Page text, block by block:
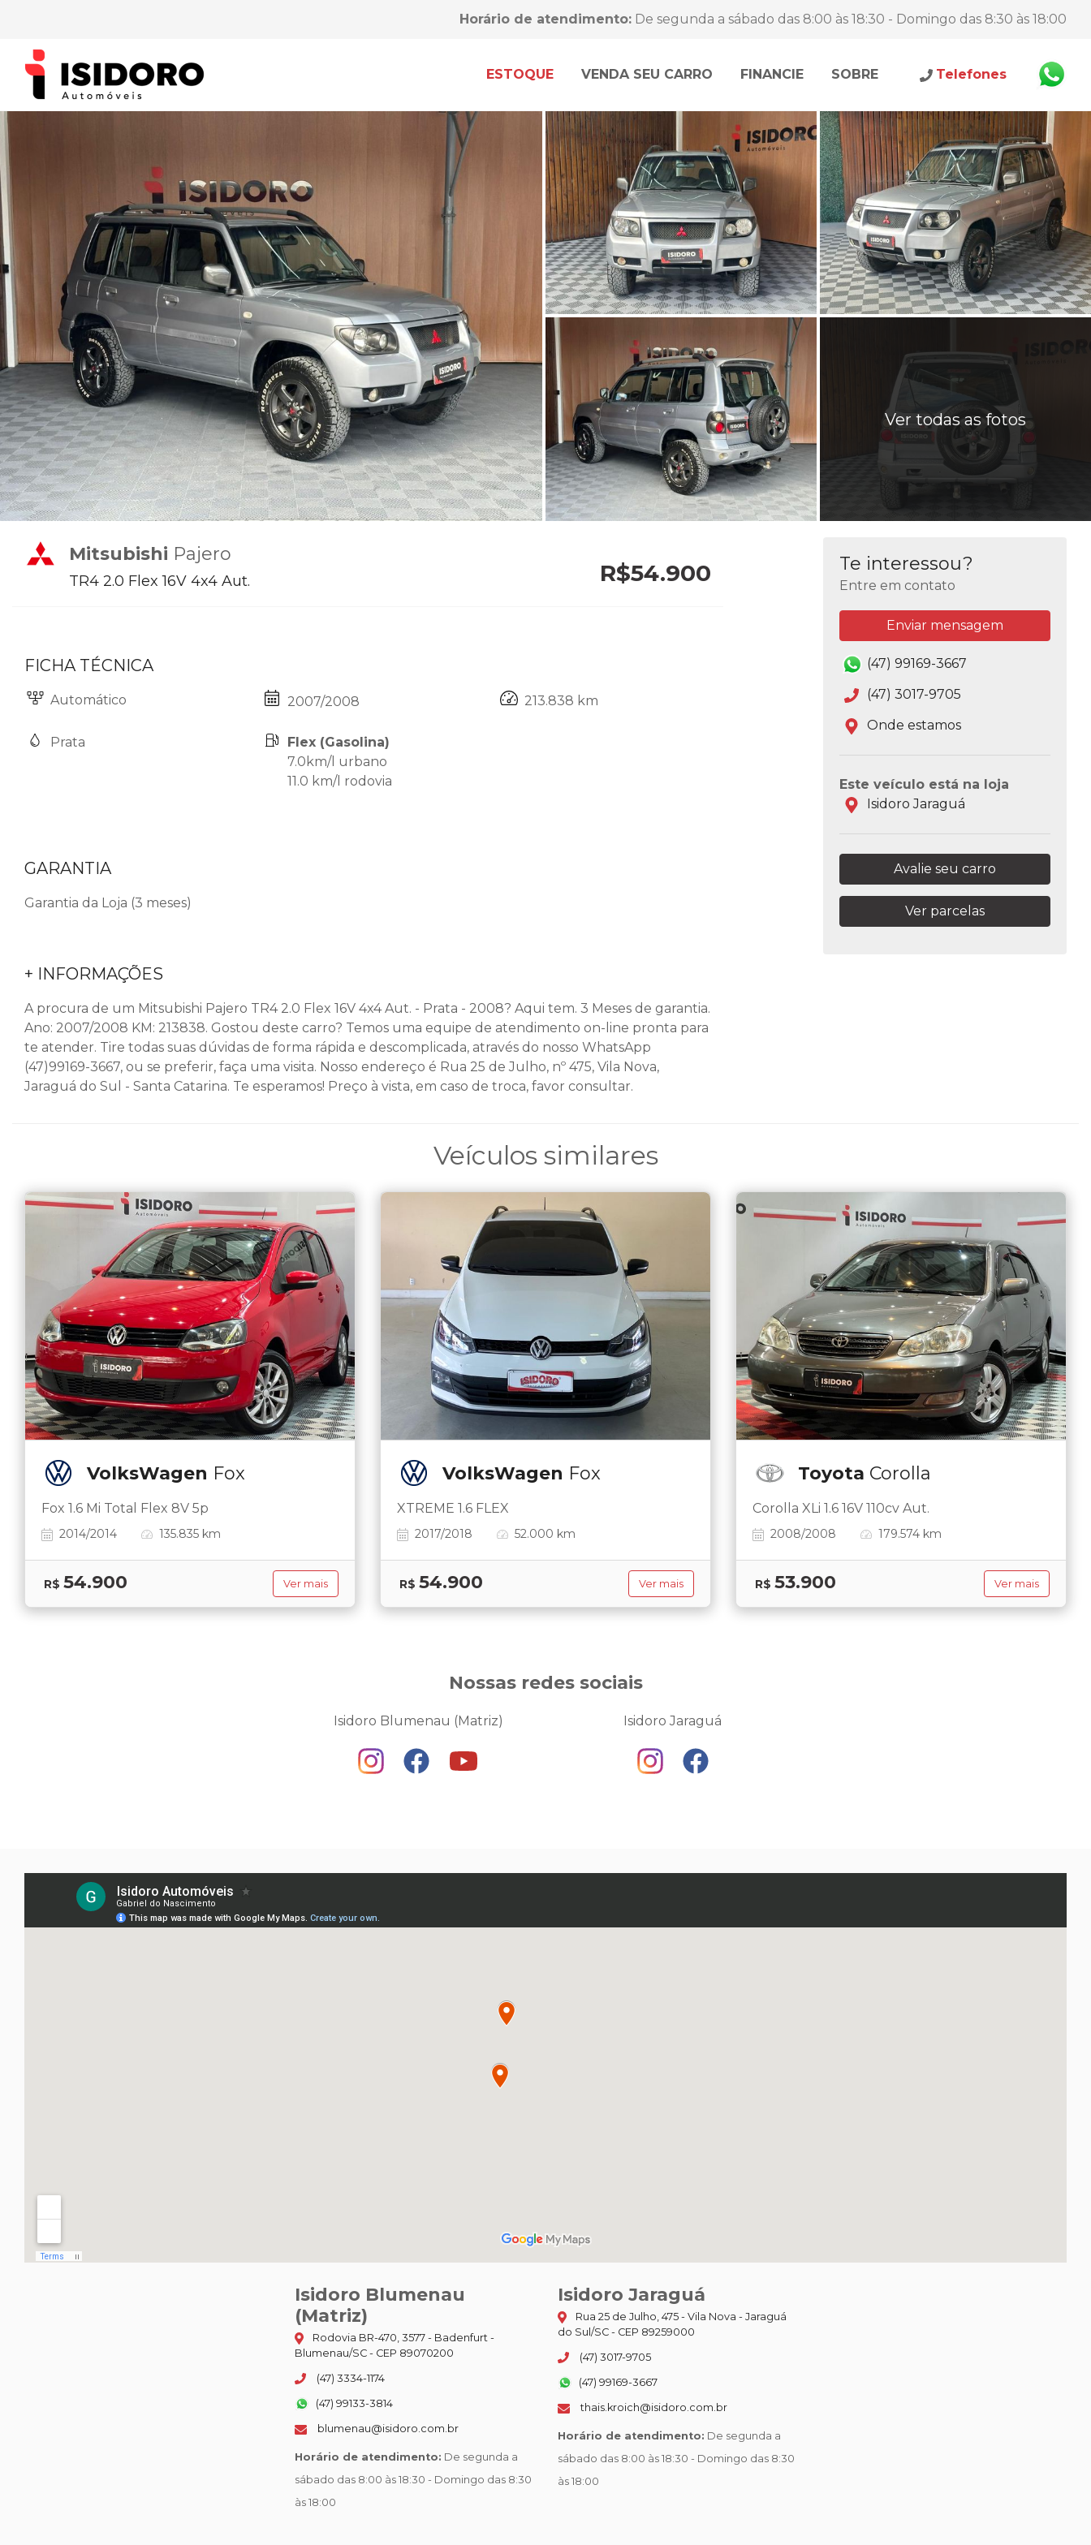
Horário de atendimento: De segunda a sábado das 8:00 às 18:30 - Domingo das 8:30 às 18:00
ESTOQUE VENDA SEU CARRO FINANCIE SOBRE Telefones
Ver todas as fotos
Mitsubishi Pajero
TR4 2.0 Flex 16V 4x4 Aut. R$54.900
FICHA TÉCNICA
Automático 2007/2008 213.838 km
Prata
Flex (Gasolina)
7.0km/l urbano
11.0 km/l rodovia
GARANTIA
Garantia da Loja (3 meses)
+ INFORMAÇÕES
A procura de um Mitsubishi Pajero TR4 2.0 Flex 16V 4x4 Aut. - Prata - 2008? Aqui tem. 3 Meses de garantia.
Ano: 2007/2008 KM: 213838. Gostou deste carro? Temos uma equipe de atendimento on-line pronta para
te atender. Tire todas suas dúvidas de forma rápida e descomplicada, através do nosso WhatsApp
(47)99169-3667, ou se preferir, faça uma visita. Nosso endereço é Rua 25 de Julho, nº 475, Vila Nova,
Jaraguá do Sul - Santa Catarina. Te esperamos! Preço à vista, em caso de troca, favor consultar.
Te interessou?
Entre em contato
Enviar mensagem
(47) 99169-3667
(47) 3017-9705
Onde estamos
Este veículo está na loja
Isidoro Jaraguá
Avalie seu carro
Ver parcelas
Veículos similares
VolksWagen Fox
Fox 1.6 Mi Total Flex 8V 5p
2014/2014 135.835 km
R$ 54.900 Ver mais
VolksWagen Fox
XTREME 1.6 FLEX
2017/2018 52.000 km
R$ 54.900 Ver mais
Toyota Corolla
Corolla XLi 1.6 16V 110cv Aut.
2008/2008 179.574 km
R$ 53.900 Ver mais
Nossas redes sociais
Isidoro Blumenau (Matriz) Isidoro Jaraguá
Isidoro Blumenau
(Matriz)
Rodovia BR-470, 3577 - Badenfurt -
Blumenau/SC - CEP 89070200
(47) 3334-1174
(47) 99133-3814
blumenau@isidoro.com.br
Horário de atendimento: De segunda a
sábado das 8:00 às 18:30 - Domingo das 8:30
às 18:00
Isidoro Jaraguá
Rua 25 de Julho, 475 - Vila Nova - Jaraguá
do Sul/SC - CEP 89259000
(47) 3017-9705
(47) 99169-3667
thais.kroich@isidoro.com.br
Horário de atendimento: De segunda a
sábado das 8:00 às 18:30 - Domingo das 8:30
às 18:00